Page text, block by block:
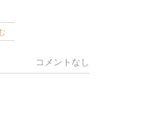
コメントなし